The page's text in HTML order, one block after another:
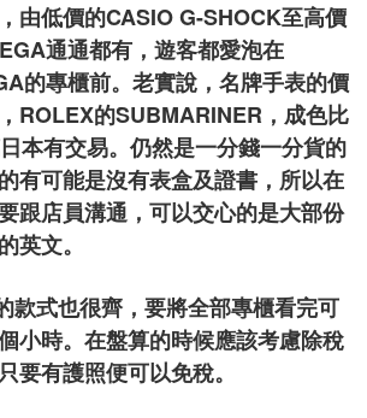
由低價的CASIO G-SHOCK至高價
通通都有，遊客都愛泡在
的專櫃前。老實說，名牌手表的價
ROLEX的SUBMARINER，成色比
本有交易。仍然是一分錢一分貨的
有可能是沒有表盒及證書，所以在
跟店員溝通，可以交心的是大部份
英文。
款式也很齊，要將全部專櫃看完可
小時。在盤算的時候應該考慮除稅
要有護照便可以免稅。